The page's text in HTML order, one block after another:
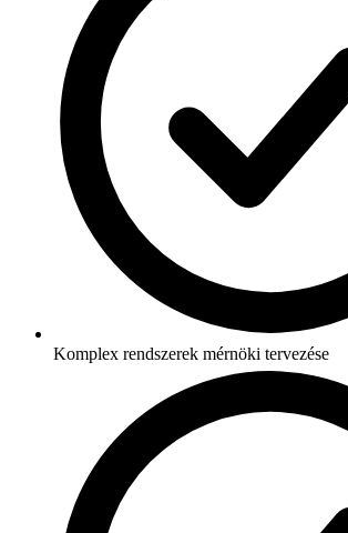
Komplex rendszerek mérnöki tervezése